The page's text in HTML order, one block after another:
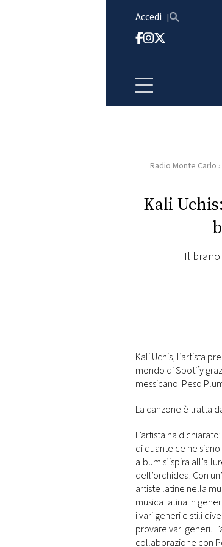
Accedi
HOME
RADIO
FOTO
EVENTI
VIDEO
TV
PRINCIPATO
Radio Monte Carlo ›
Kali
Il
Kali Uchis, l’artista
mondo di Spotify
messicano Peso
La canzone è tratta
L’artista ha
di quante ce ne
album s’ispira
dell’orchidea. Con
artiste latine nella
musica latina in
i vari generi e stili
provare vari generi.
collaborazione con